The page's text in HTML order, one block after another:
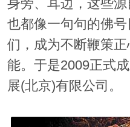
身旁、耳边，这些源
也都像一句句的佛
们，成为不断鞭策
能。于是2009正式
展(北京)有限公司。